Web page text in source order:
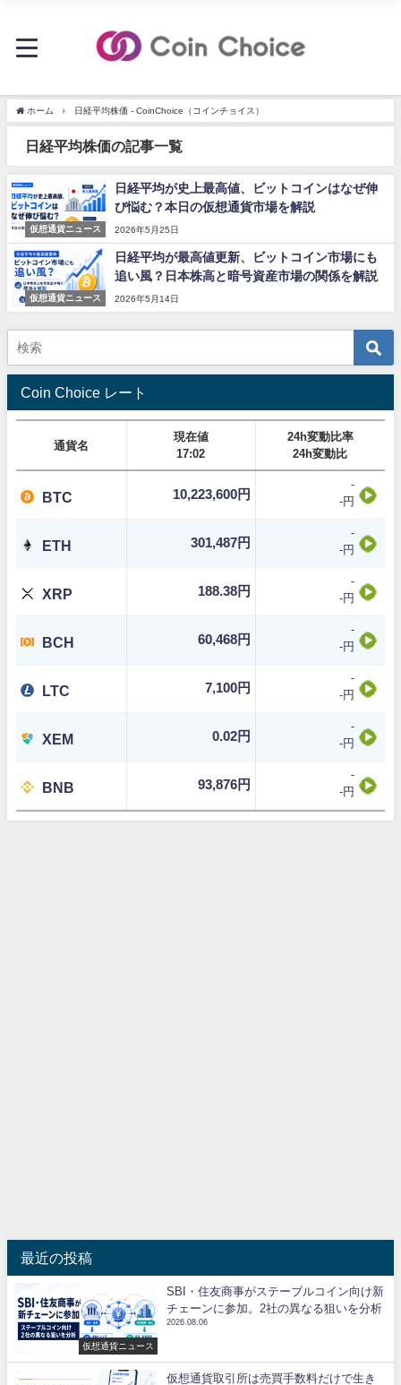
ホーム 日経平均株価 - CoinChoice（コインチョイス）
日経平均株価の記事一覧
仮想通貨ニュース
日経平均が史上最高値、ビットコインはなぜ伸
び悩む？本日の仮想通貨市場を解説
2026年5月25日
仮想通貨ニュース
日経平均が最高値更新、ビットコイン市場にも
追い風？日本株高と暗号資産市場の関係を解説
2026年5月14日
Coin Choice レート
通貨名
現在値
17:02
24h変動比率
24h変動比
BTC 10,223,600円
-
-円
ETH 301,487円
-
-円
XRP 188.38円
-
-円
BCH 60,468円
-
-円
LTC 7,100円
-
-円
XEM 0.02円
-
-円
BNB 93,876円
-
-円
最近の投稿
仮想通貨ニュース
SBI・住友商事がステーブルコイン向け新
チェーンに参加。2社の異なる狙いを分析
2026.08.06
仮想通貨取引所は売買手数料だけで生き